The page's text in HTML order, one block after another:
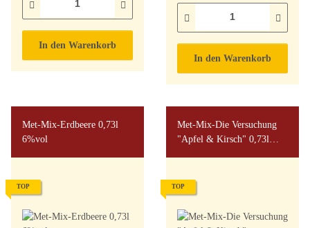
In den Warenkorb
In den Warenkorb
Met-Mix-Erdbeere 0,73l
6%vol
TOP
Met-Mix-Die Versuchung
"Apfel & Kirsch" 0,73l
TOP